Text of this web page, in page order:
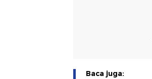
Baca juga: